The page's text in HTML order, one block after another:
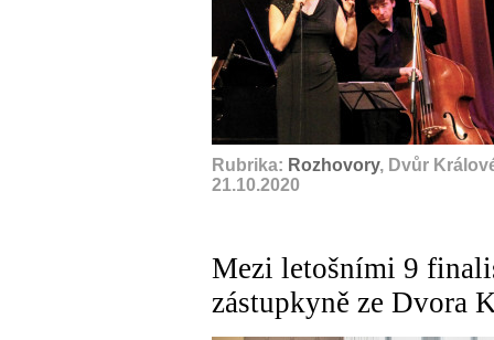
Rubrika: Rozhovory, Dvůr
21.10.2020
Mezi letošními 9
zástupkyně ze Dvora